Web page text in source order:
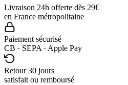
Livraison 24h offerte dès 29€
en France métropolitaine
Paiement sécurisé
CB · SEPA · Apple Pay
Retour 30 jours
satisfait ou remboursé